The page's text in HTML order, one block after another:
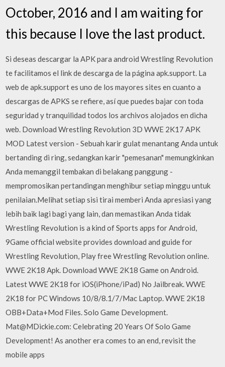
October, 2016 and I am waiting for
this because I love the last product.
Si deseas descargar la APK para android Wrestling Revolution
te facilitamos el link de descarga de la página apk.support. La
web de apk.support es uno de los mayores sites en cuanto a
descargas de APKS se refiere, así que puedes bajar con toda
seguridad y tranquilidad todos los archivos alojados en dicha
web. Download Wrestling Revolution 3D WWE 2K17 APK
MOD Latest version - Sebuah karir gulat menantang Anda untuk
bertanding di ring, sedangkan karir "pemesanan" memungkinkan
Anda memanggil tembakan di belakang panggung -
mempromosikan pertandingan menghibur setiap minggu untuk
penilaian.Melihat setiap sisi tirai memberi Anda apresiasi yang
lebih baik lagi bagi yang lain, dan memastikan Anda tidak
Wrestling Revolution is a kind of Sports apps for Android,
9Game official website provides download and guide for
Wrestling Revolution, Play free Wrestling Revolution online.
WWE 2K18 Apk. Download WWE 2K18 Game on Android.
Latest WWE 2K18 for iOS(iPhone/iPad) No Jailbreak. WWE
2K18 for PC Windows 10/8/8.1/7/Mac Laptop. WWE 2K18
OBB+Data+Mod Files. Solo Game Development.
Mat@MDickie.com: Celebrating 20 Years Of Solo Game
Development! As another era comes to an end, revisit the
mobile apps